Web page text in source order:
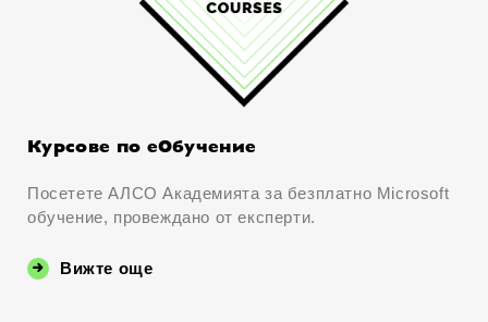
Курсове по eОбучение
Посетете АЛСО Академията за безплатно Microsoft
обучение, провеждано от експерти.
Вижте още